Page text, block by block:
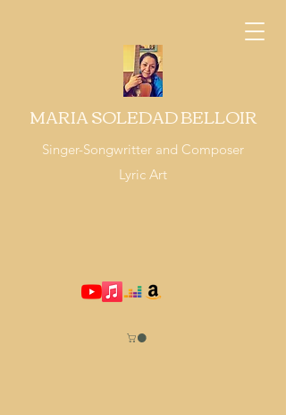
MARIA SOLEDAD BELLOIR
Singer-Songwritter and Composer
Lyric Art